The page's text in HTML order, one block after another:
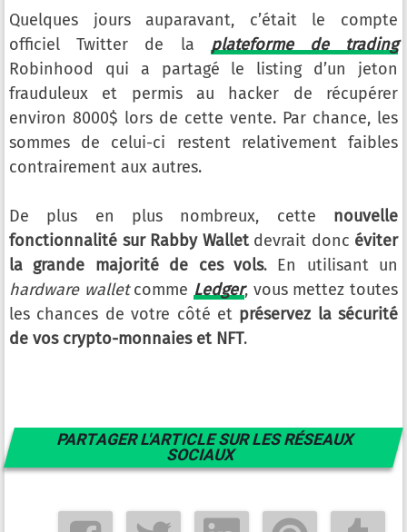
Quelques jours auparavant, c’était le compte
officiel Twitter de la plateforme de trading
Robinhood qui a partagé le listing d’un jeton
frauduleux et permis au hacker de récupérer
environ 8000$ lors de cette vente. Par chance, les
sommes de celui-ci restent relativement faibles
contrairement aux autres.
De plus en plus nombreux, cette nouvelle
fonctionnalité sur Rabby Walletdevrait donc éviter
la grande majorité de ces vols. En utilisant un
hardware walletcomme Ledger, vous mettez toutes
les chances de votre côté et préservez la sécurité
de vos crypto-monnaies et NFT.
PARTAGER L'ARTICLE SUR LES RÉSEAUX
SOCIAUX